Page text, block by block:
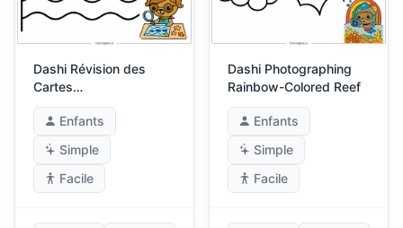
Dashi Révision des
Cartes
Océanographiques
Enfants
Simple
Facile
Dashi Photographing
Rainbow-Colored Reef
Enfants
Simple
Facile